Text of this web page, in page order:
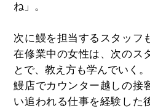
ね」。
次に鰻を担当するスタッフ
在修業中の女性は、次のス
とで、教え方も学んでいく。
鰻店でカウンター越しの接
い追われる仕事を経験した